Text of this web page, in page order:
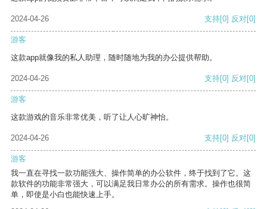
2024-04-26 支持[0] 反对[0]
游客
这款app就像我的私人助理，随时随地为我的办公提供帮助。
2024-04-26 支持[0] 反对[0]
游客
这款游戏的音乐非常优美，听了让人心旷神怡。
2024-04-26 支持[0] 反对[0]
游客
我一直在寻找一款功能强大、操作简单的办公软件，终于找到了它。这
款软件的功能非常强大，可以满足我日常办公的所有需求。操作也很简
单，即使是小白也能快速上手。